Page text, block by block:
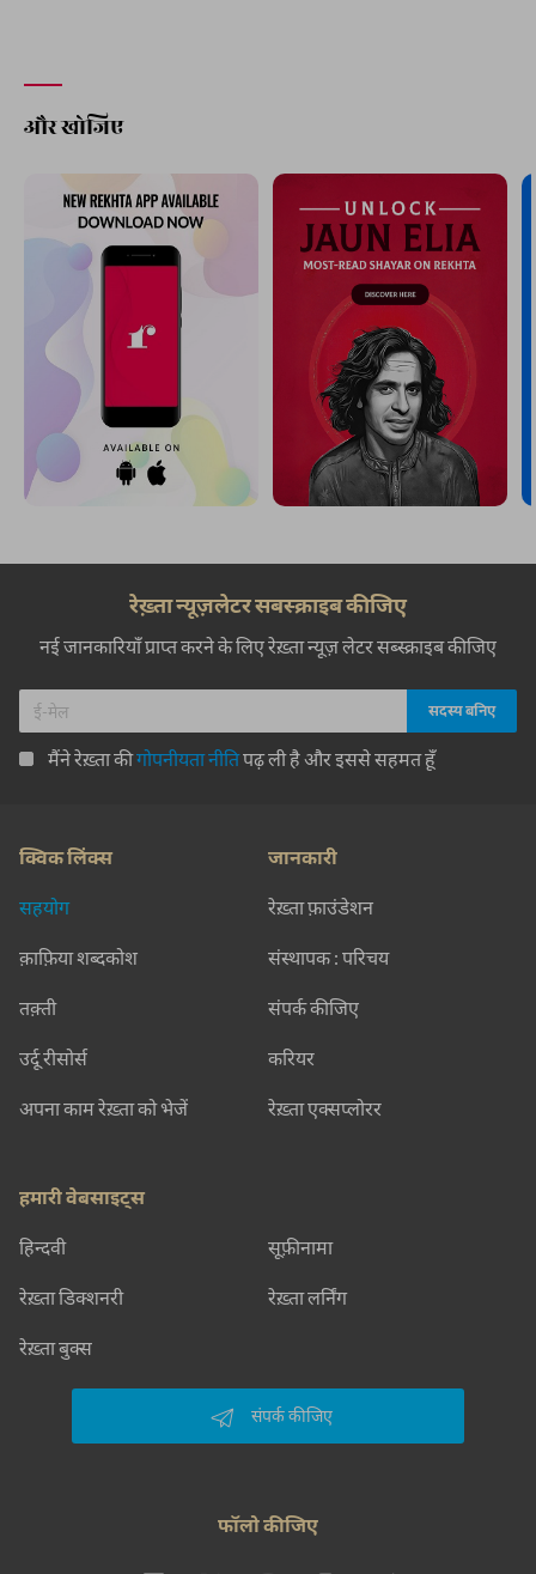
और खोजिए
रेख़्ता न्यूज़लेटर सबस्क्राइब कीजिए
नई जानकारियाँ प्राप्त करने के लिए रेख़्ता न्यूज़ लेटर सब्स्क्राइब कीजिए
मैंने रेख़्ता कीगोपनीयता नीतिपढ़ ली है और इससे सहमत हूँ
क्विक लिंक्स
सहयोग
क़ाफ़िया शब्दकोश
तक़्ती
उर्दू रीसोर्स
अपना काम रेख़्ता को भेजें
जानकारी
रेख़्ता फ़ाउंडेशन
संस्थापक : परिचय
संपर्क कीजिए
करियर
रेख़्ता एक्सप्लोरर
हमारी वेबसाइट्स
हिन्दवी सूफ़ीनामा
रेख़्ता डिक्शनरी रेख़्ता लर्निंग
रेख़्ता बुक्स
संपर्क कीजिए
फॉलो कीजिए